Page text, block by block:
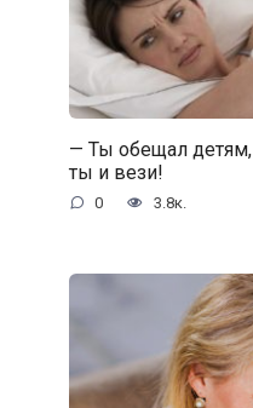
— Ты обещал
ты и вези!
0 3.8к.